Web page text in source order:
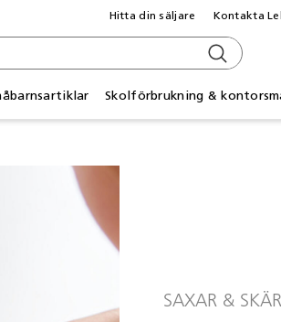
Skolförbrukning &
Hitta din säljare Kontakta
SAXAR &